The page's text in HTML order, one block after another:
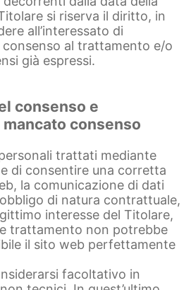
si riserva il diritto, in
all’interessato di
al trattamento e/o
già espressi.
consenso e
consenso
trattati mediante
di consentire una corretta
la comunicazione di dati
di natura contrattuale,
interesse del Titolare,
trattamento non potrebbe
il sito web perfettamente
facoltativo in